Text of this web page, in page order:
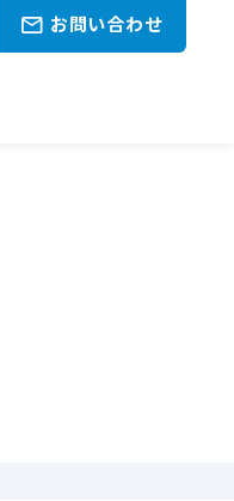
お問い合わせ